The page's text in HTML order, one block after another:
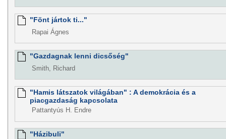
"Fönt jártok ti..."
Rapai Ágnes
"Gazdagnak lenni dicsőség"
Smith, Richard
"Hamis látszatok világában" : A demokrácia és a
piacgazdaság kapcsolata
Pattantyús H. Endre
"Házibuli"